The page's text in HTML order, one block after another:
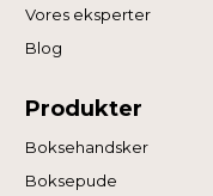
Vores eksperter
Blog
Produkter
Boksehandsker
Boksepude